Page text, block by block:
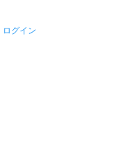
ログイン